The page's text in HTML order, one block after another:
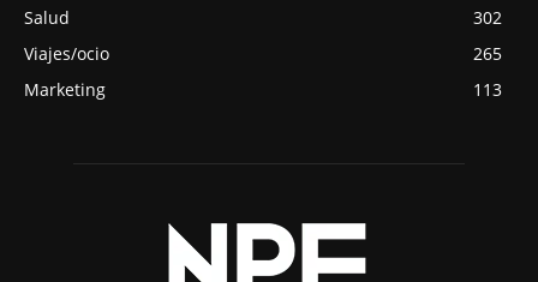
Salud
302
Viajes/ocio
265
Marketing
113